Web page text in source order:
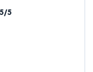
5